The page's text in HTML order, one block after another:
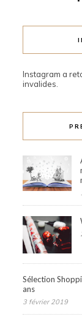
Instagram a
invalides.
Sélection
ans
3 février 2019